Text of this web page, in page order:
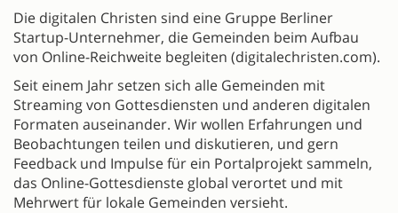
Die digitalen Christen sind eine Gruppe Berliner
Startup-Unternehmer, die Gemeinden beim Aufbau
von Online-Reichweite begleiten (digitalechristen.com).
Seit einem Jahr setzen sich alle Gemeinden mit
Streaming von Gottesdiensten und anderen digitalen
Formaten auseinander. Wir wollen Erfahrungen und
Beobachtungen teilen und diskutieren, und gern
Feedback und Impulse für ein Portalprojekt sammeln,
das Online-Gottesdienste global verortet und mit
Mehrwert für lokale Gemeinden versieht.